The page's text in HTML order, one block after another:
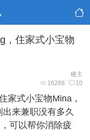
，住家式小宝物
楼主
16288 10
家式小宝物Mina，
来兼职没有多久
可以帮你消除疲